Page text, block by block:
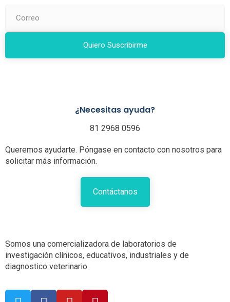
Quiero Suscribirme
¿Necesitas ayuda?
81 2968 0596
Queremos ayudarte. Póngase en contacto con nosotros para
solicitar más información.
Contáctanos
Somos una comercializadora de laboratorios de
investigación clínicos, educativos, industriales y de
diagnostico veterinario.